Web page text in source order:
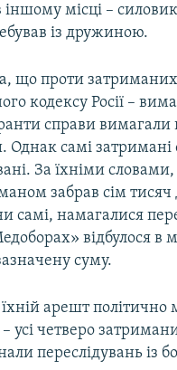
місці –
із дружиною.
що проти
кодексу Росії –
справи
самі затримані
За їхніми
забрав сім
самі, намагалися
відбулося в
суму.
арешт політично
усі четверо
переслідувань із